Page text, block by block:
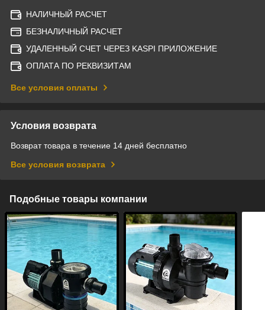
НАЛИЧНЫЙ РАСЧЕТ
БЕЗНАЛИЧНЫЙ РАСЧЕТ
УДАЛЕННЫЙ СЧЕТ ЧЕРЕЗ KASPI ПРИЛОЖЕНИЕ
ОПЛАТА ПО РЕКВИЗИТАМ
Все условия оплаты
Условия возврата
Возврат товара в течение 14 дней бесплатно
Все условия возврата
Подобные товары компании